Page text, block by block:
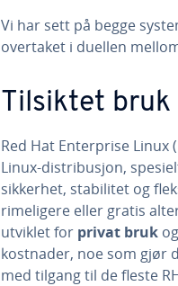
Vi har sett på begge
overtaket i duellen
Tilsiktet
Red Hat Enterprise Linux
Linux-distribusjon,
sikkerhet, stabilitet og
rimeligere eller gratis
utviklet for privat bruk
kostnader, noe som gjør
med tilgang til de fleste